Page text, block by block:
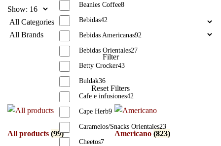
Show:
All products (99) Americano(823)
Beanies Coffee8
Bebidas42
Bebidas Americanas92
Bebidas Orientales27
Betty Crocker43
Buldak36
Cafe e infusiones42
Cape Herb9
Caramelos/Snacks Orientales23
Cheetos7